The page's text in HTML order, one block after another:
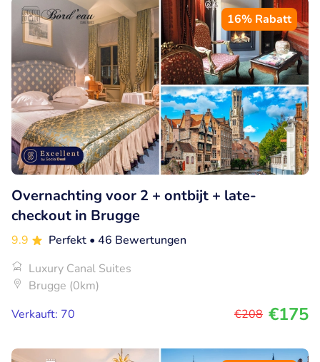
16% Rabatt
Overnachting voor 2 + ontbijt + late-
checkout in Brugge
9.9 Perfekt • 46 Bewertungen
Luxury Canal Suites
Brugge (0km)
Verkauft: 70
€208 €175